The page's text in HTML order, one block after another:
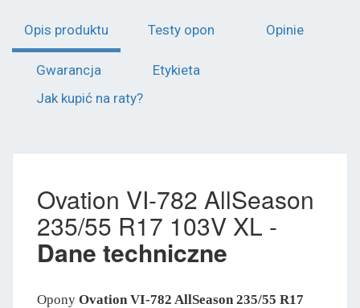
Opis produktu Testy opon Opinie
Gwarancja
Etykieta
Jak kupić na raty?
Ovation VI-782 AllSeason
235/55 R17 103V XL -
Dane techniczne
Opony Ovation VI-782 AllSeason 235/55 R17